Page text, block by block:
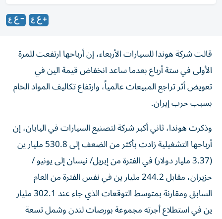
قالت شركة هوندا للسيارات ‌الأربعاء، إن أرباحها ارتفعت للمرة ​
الأولى ⁠في ستة أرباع ‌بعدما ساعد انخفاض ‌قيمة الين في
تعويض أثر تراجع المبيعات عالمياً، ‌وارتفاع تكاليف المواد الخام
بسبب ⁠حرب إيران.
وذكرت هوندا، ثاني أكبر شركة لتصنيع السيارات في اليابان، إن
أرباحها التشغيلية زادت بأكثر من الضعف إلى ​530.8 مليار ين
(3.37 مليار دولار) ‌في الفترة من إبريل/ نيسان إلى يونيو /
حزيران، ⁠مقابل 244.2 مليار ين في نفس الفترة من العام
السابق ​ومقارنة ‌بمتوسط التوقعات الذي جاء ‌عند 302.1 مليار
ين في استطلاع أجرته مجموعة بورصات لندن ‌وشمل تسعة